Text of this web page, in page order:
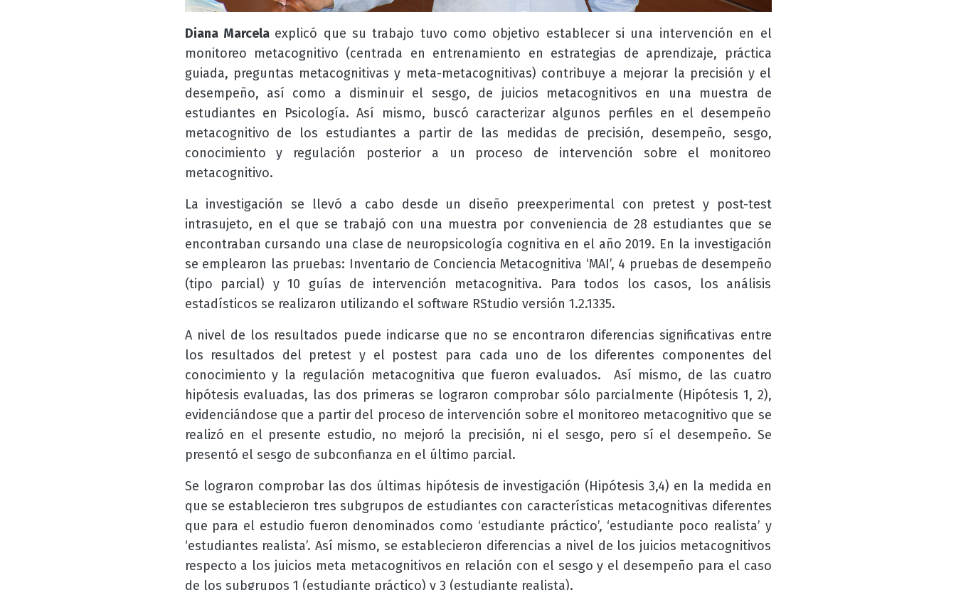
Diana Marcela explicó que su trabajo tuvo como objetivo establecer si una intervención en el
monitoreo metacognitivo (centrada en entrenamiento en estrategias de aprendizaje, práctica
guiada, preguntas metacognitivas y meta-metacognitivas) contribuye a mejorar la precisión y el
desempeño, así como a disminuir el sesgo, de juicios metacognitivos en una muestra de
estudiantes en Psicología. Así mismo, buscó caracterizar algunos perfiles en el desempeño
metacognitivo de los estudiantes a partir de las medidas de precisión, desempeño, sesgo,
conocimiento y regulación posterior a un proceso de intervención sobre el monitoreo
metacognitivo.
La investigación se llevó a cabo desde un diseño preexperimental con pretest y post-test
intrasujeto, en el que se trabajó con una muestra por conveniencia de 28 estudiantes que se
encontraban cursando una clase de neuropsicología cognitiva en el año 2019. En la investigación
se emplearon las pruebas: Inventario de Conciencia Metacognitiva ‘MAI’, 4 pruebas de desempeño
(tipo parcial) y 10 guías de intervención metacognitiva. Para todos los casos, los análisis
estadísticos se realizaron utilizando el software RStudio versión 1.2.1335.
A nivel de los resultados puede indicarse que no se encontraron diferencias significativas entre
los resultados del pretest y el postest para cada uno de los diferentes componentes del
conocimiento y la regulación metacognitiva que fueron evaluados. Así mismo, de las cuatro
hipótesis evaluadas, las dos primeras se lograron comprobar sólo parcialmente (Hipótesis 1, 2),
evidenciándose que a partir del proceso de intervención sobre el monitoreo metacognitivo que se
realizó en el presente estudio, no mejoró la precisión, ni el sesgo, pero sí el desempeño. Se
presentó el sesgo de subconfianza en el último parcial.
Se lograron comprobar las dos últimas hipótesis de investigación (Hipótesis 3,4) en la medida en
que se establecieron tres subgrupos de estudiantes con características metacognitivas diferentes
que para el estudio fueron denominados como ‘estudiante práctico’, ‘estudiante poco realista’ y
‘estudiantes realista’. Así mismo, se establecieron diferencias a nivel de los juicios metacognitivos
respecto a los juicios meta metacognitivos en relación con el sesgo y el desempeño para el caso
de los subgrupos 1 (estudiante práctico) y 3 (estudiante realista).